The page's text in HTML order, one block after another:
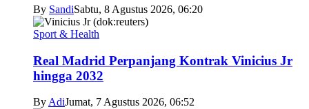
By SandiSabtu, 8 Agustus 2026, 06:20
Sport & Health
Real Madrid Perpanjang Kontrak Vinicius Jr
hingga 2032
By AdiJumat, 7 Agustus 2026, 06:52